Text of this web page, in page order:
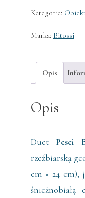
Kategoria:
Marka: Bitossi
Opis
Opis
Duet Pesci
rzeźbiarską
cm × 24 cm),